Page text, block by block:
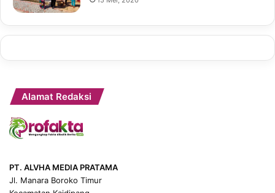
Alamat Redaksi
PT. ALVHA MEDIA PRATAMA
Jl. Manara Boroko Timur